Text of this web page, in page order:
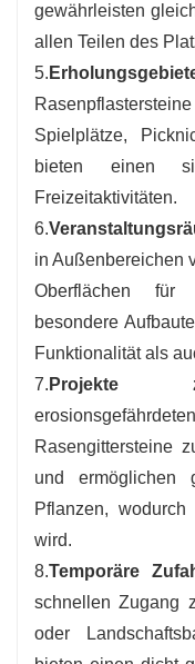
gewährleisten
allen Teilen des
5.
Spielplätze,
bieten einen
Freizeitaktivitäten.
6.
in Außenbereichen
Oberflächen für
besondere
Funktionalität als
7. Projekte
Rasengittersteine
und ermöglichen
Pflanzen,
wird.
8.Temporäre
schnellen Zugang
oder